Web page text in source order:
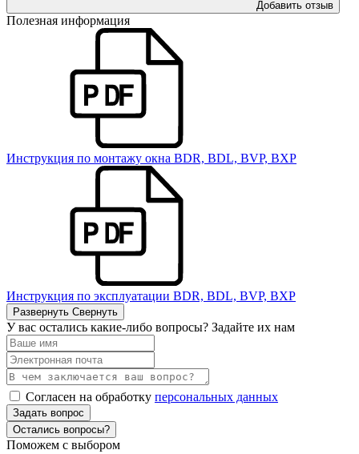
Добавить отзыв
Полезная информация
Инструкция по монтажу окна BDR, BDL, BVP, BXP
Инструкция по эксплуатации BDR, BDL, BVP, BXP
Развернуть Свернуть
У вас остались какие-либо вопросы? Задайте их нам
Согласен на обработку персональных данных
Задать вопрос
Остались вопросы?
Поможем с выбором